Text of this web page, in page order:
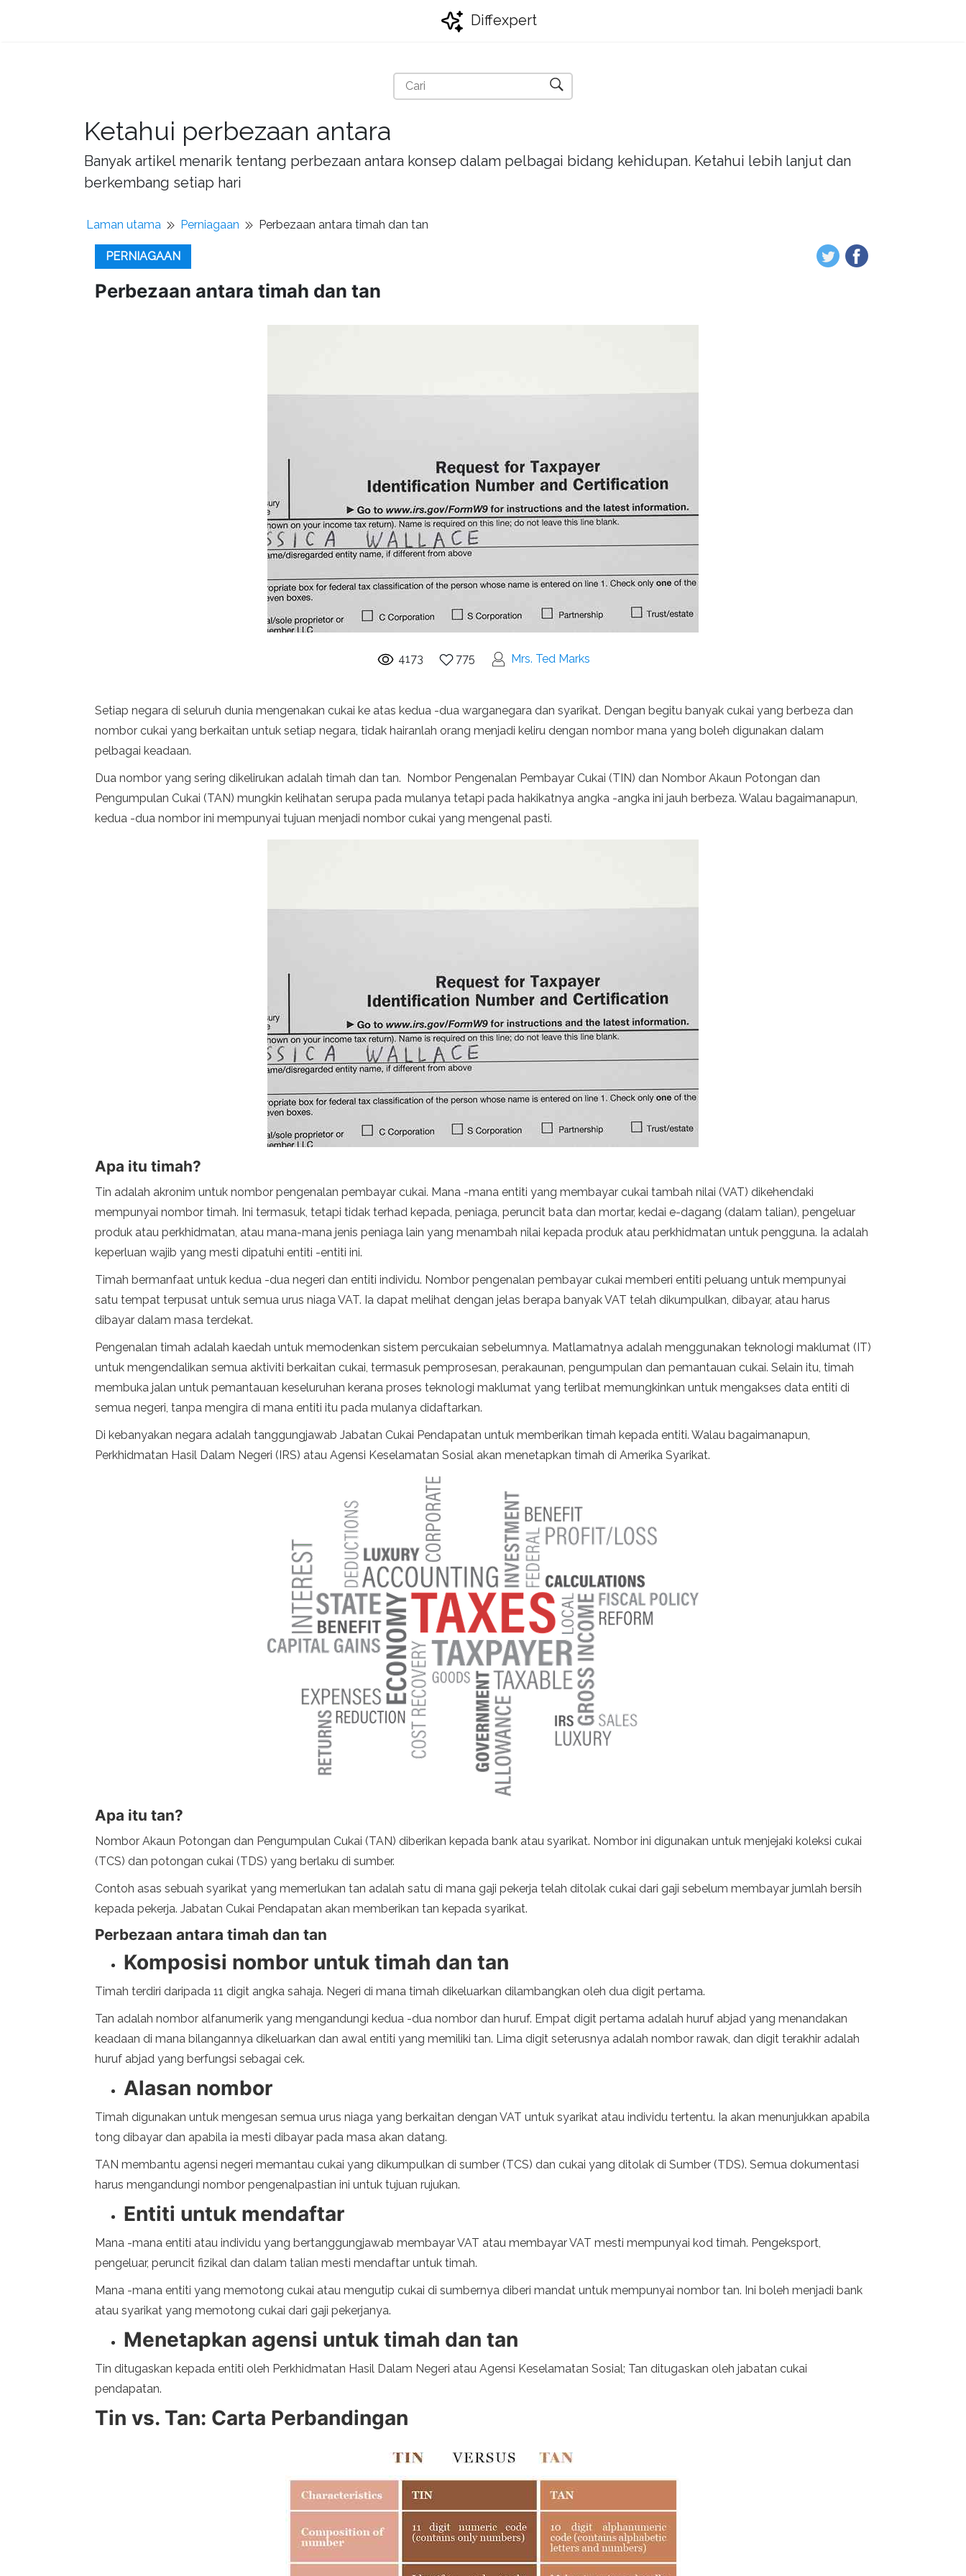
Diffexpert
Ketahui perbezaan antara
Banyak artikel menarik tentang perbezaan antara konsep dalam pelbagai bidang kehidupan. Ketahui lebih lanjut dan
berkembang setiap hari
Laman utama Perniagaan Perbezaan antara timah dan tan
PERNIAGAAN
Perbezaan antara timah dan tan
4173 775 Mrs. Ted Marks
Setiap negara di seluruh dunia mengenakan cukai ke atas kedua -dua warganegara dan syarikat. Dengan begitu banyak cukai yang berbeza dan
nombor cukai yang berkaitan untuk setiap negara, tidak hairanlah orang menjadi keliru dengan nombor mana yang boleh digunakan dalam
pelbagai keadaan.
Dua nombor yang sering dikelirukan adalah timah dan tan. Nombor Pengenalan Pembayar Cukai (TIN) dan Nombor Akaun Potongan dan
Pengumpulan Cukai (TAN) mungkin kelihatan serupa pada mulanya tetapi pada hakikatnya angka -angka ini jauh berbeza. Walau bagaimanapun,
kedua -dua nombor ini mempunyai tujuan menjadi nombor cukai yang mengenal pasti.
Apa itu timah?
Tin adalah akronim untuk nombor pengenalan pembayar cukai. Mana -mana entiti yang membayar cukai tambah nilai (VAT) dikehendaki
mempunyai nombor timah. Ini termasuk, tetapi tidak terhad kepada, peniaga, peruncit bata dan mortar, kedai e-dagang (dalam talian), pengeluar
produk atau perkhidmatan, atau mana-mana jenis peniaga lain yang menambah nilai kepada produk atau perkhidmatan untuk pengguna. Ia adalah
keperluan wajib yang mesti dipatuhi entiti -entiti ini.
Timah bermanfaat untuk kedua -dua negeri dan entiti individu. Nombor pengenalan pembayar cukai memberi entiti peluang untuk mempunyai
satu tempat terpusat untuk semua urus niaga VAT. Ia dapat melihat dengan jelas berapa banyak VAT telah dikumpulkan, dibayar, atau harus
dibayar dalam masa terdekat.
Pengenalan timah adalah kaedah untuk memodenkan sistem percukaian sebelumnya. Matlamatnya adalah menggunakan teknologi maklumat (IT)
untuk mengendalikan semua aktiviti berkaitan cukai, termasuk pemprosesan, perakaunan, pengumpulan dan pemantauan cukai. Selain itu, timah
membuka jalan untuk pemantauan keseluruhan kerana proses teknologi maklumat yang terlibat memungkinkan untuk mengakses data entiti di
semua negeri, tanpa mengira di mana entiti itu pada mulanya didaftarkan.
Di kebanyakan negara adalah tanggungjawab Jabatan Cukai Pendapatan untuk memberikan timah kepada entiti. Walau bagaimanapun,
Perkhidmatan Hasil Dalam Negeri (IRS) atau Agensi Keselamatan Sosial akan menetapkan timah di Amerika Syarikat.
Apa itu tan?
Nombor Akaun Potongan dan Pengumpulan Cukai (TAN) diberikan kepada bank atau syarikat. Nombor ini digunakan untuk menjejaki koleksi cukai
(TCS) dan potongan cukai (TDS) yang berlaku di sumber.
Contoh asas sebuah syarikat yang memerlukan tan adalah satu di mana gaji pekerja telah ditolak cukai dari gaji sebelum membayar jumlah bersih
kepada pekerja. Jabatan Cukai Pendapatan akan memberikan tan kepada syarikat.
Perbezaan antara timah dan tan
Komposisi nombor untuk timah dan tan
Timah terdiri daripada 11 digit angka sahaja. Negeri di mana timah dikeluarkan dilambangkan oleh dua digit pertama.
Tan adalah nombor alfanumerik yang mengandungi kedua -dua nombor dan huruf. Empat digit pertama adalah huruf abjad yang menandakan
keadaan di mana bilangannya dikeluarkan dan awal entiti yang memiliki tan. Lima digit seterusnya adalah nombor rawak, dan digit terakhir adalah
huruf abjad yang berfungsi sebagai cek.
Alasan nombor
Timah digunakan untuk mengesan semua urus niaga yang berkaitan dengan VAT untuk syarikat atau individu tertentu. Ia akan menunjukkan apabila
tong dibayar dan apabila ia mesti dibayar pada masa akan datang.
TAN membantu agensi negeri memantau cukai yang dikumpulkan di sumber (TCS) dan cukai yang ditolak di Sumber (TDS). Semua dokumentasi
harus mengandungi nombor pengenalpastian ini untuk tujuan rujukan.
Entiti untuk mendaftar
Mana -mana entiti atau individu yang bertanggungjawab membayar VAT atau membayar VAT mesti mempunyai kod timah. Pengeksport,
pengeluar, peruncit fizikal dan dalam talian mesti mendaftar untuk timah.
Mana -mana entiti yang memotong cukai atau mengutip cukai di sumbernya diberi mandat untuk mempunyai nombor tan. Ini boleh menjadi bank
atau syarikat yang memotong cukai dari gaji pekerjanya.
Menetapkan agensi untuk timah dan tan
Tin ditugaskan kepada entiti oleh Perkhidmatan Hasil Dalam Negeri atau Agensi Keselamatan Sosial; Tan ditugaskan oleh jabatan cukai
pendapatan.
Tin vs. Tan: Carta Perbandingan